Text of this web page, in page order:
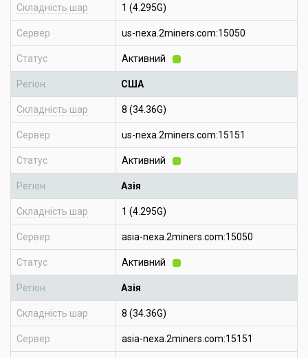
Складність шар 1 (4.295G)
Сервер us-nexa.2miners.com:15050
Статус Активний
Регіон США
Складність шар 8 (34.36G)
Сервер us-nexa.2miners.com:15151
Статус Активний
Регіон Азія
Складність шар 1 (4.295G)
Сервер asia-nexa.2miners.com:15050
Статус Активний
Регіон Азія
Складність шар 8 (34.36G)
Сервер asia-nexa.2miners.com:15151